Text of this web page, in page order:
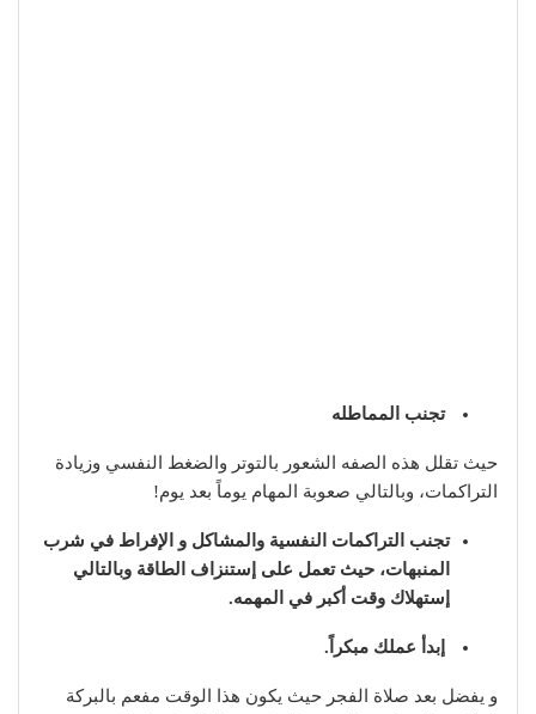
تجنب المماطله
حيث تقلل هذه الصفه الشعور بالتوتر والضغط النفسي وزيادة
التراكمات، وبالتالي صعوبة المهام يوماً بعد يوم!
تجنب التراكمات النفسية والمشاكل و الإفراط في شرب
المنبهات، حيث تعمل على إستنزاف الطاقة وبالتالي
إستهلاك وقت أكبر في المهمه.
إبدأ عملك مبكراً.
و يفضل بعد صلاة الفجر حيث يكون هذا الوقت مفعم بالبركة